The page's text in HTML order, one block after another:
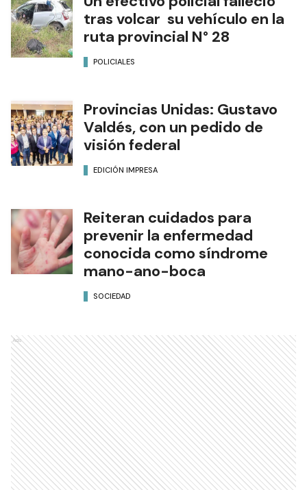
tras volcar su vehículo en la
ruta provincial N° 28
POLICIALES
Provincias Unidas: Gustavo
Valdés, con un pedido de
visión federal
EDICIÓN IMPRESA
Reiteran cuidados para
prevenir la enfermedad
conocida como síndrome
mano-ano-boca
SOCIEDAD
Ads